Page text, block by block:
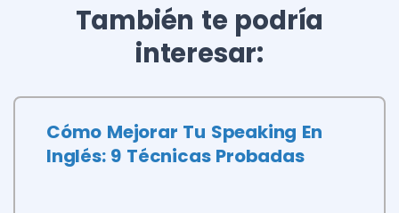
También te podría
interesar:
Cómo Mejorar Tu Speaking En
Inglés: 9 Técnicas Probadas